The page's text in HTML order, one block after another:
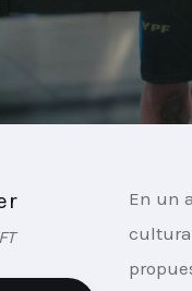
En un
cultura